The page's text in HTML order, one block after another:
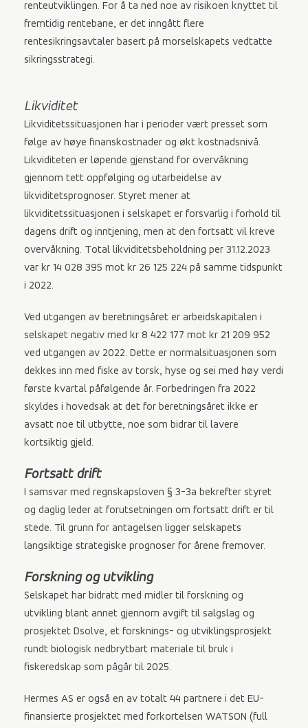
renteutviklingen. For å ta ned noe av risikoen knyttet til
fremtidig rentebane, er det inngått flere
rentesikringsavtaler basert på morselskapets vedtatte
sikringsstrategi.
Likviditet
Likviditetssituasjonen har i perioder vært presset som
følge av høye finanskostnader og økt kostnadsnivå.
Likviditeten er løpende gjenstand for overvåkning
gjennom tett oppfølging og utarbeidelse av
likviditetsprognoser. Styret mener at
likviditetssituasjonen i selskapet er forsvarlig i forhold til
dagens drift og inntjening, men at den fortsatt vil kreve
overvåkning. Total likviditetsbeholdning per 31.12.2023
var kr 14 028 395 mot kr 26 125 224 på samme tidspunkt
i 2022.
Ved utgangen av beretningsåret er arbeidskapitalen i
selskapet negativ med kr 8 422 177 mot kr 21 209 952
ved utgangen av 2022. Dette er normalsituasjonen som
dekkes inn med fiske av torsk, hyse og sei med høy verdi
første kvartal påfølgende år. Forbedringen fra 2022
skyldes i hovedsak at det for beretningsåret ikke er
avsatt noe til utbytte, noe som bidrar til lavere
kortsiktig gjeld.
Fortsatt drift
I samsvar med regnskapsloven § 3-3a bekrefter styret
og daglig leder at forutsetningen om fortsatt drift er til
stede. Til grunn for antagelsen ligger selskapets
langsiktige strategiske prognoser for årene fremover.
Forskning og utvikling
Selskapet har bidratt med midler til forskning og
utvikling blant annet gjennom avgift til salgslag og
prosjektet Dsolve, et forsknings- og utviklingsprosjekt
rundt biologisk nedbrytbart materiale til bruk i
fiskeredskap som pågår til 2025.
Hermes AS er også en av totalt 44 partnere i det EU-
finansierte prosjektet med forkortelsen WATSON (full